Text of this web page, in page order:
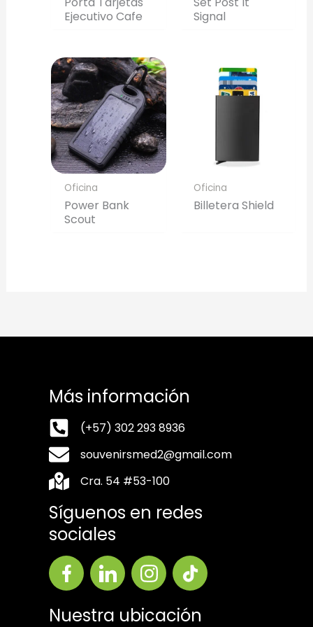
Ejecutivo Cafe
Signal
Oficina
Power Bank
Scout
Oficina
Billetera Shield
Más información
(+57) 302 293 8936
souvenirsmed2@gmail.com
Cra. 54 #53-100
Síguenos en redes
sociales
Nuestra ubicación